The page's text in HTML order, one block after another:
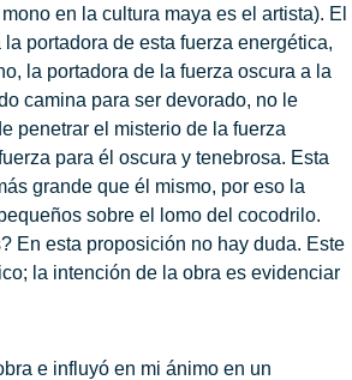
en la cultura maya es el artista). El
portadora de esta fuerza energética,
la portadora de la fuerza oscura a la
camina para ser devorado, no le
penetrar el misterio de la fuerza
para él oscura y tenebrosa. Esta
grande que él mismo, por eso la
sobre el lomo del cocodrilo.
En esta proposición no hay duda. Este
la intención de la obra es evidenciar
e influyó en mi ánimo en un